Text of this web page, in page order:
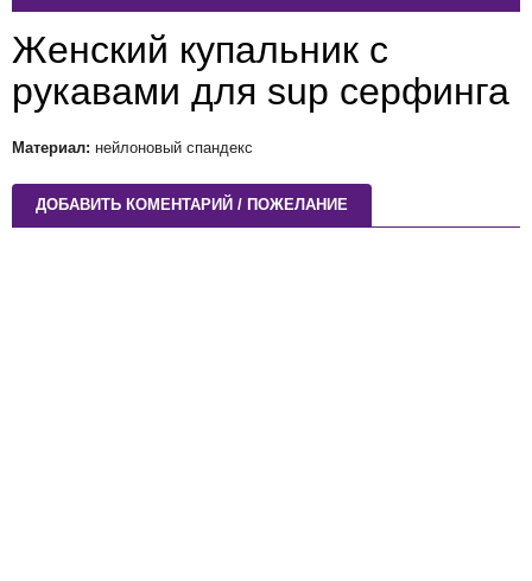
Женский купальник с
рукавами для sup серфинга
Материал: нейлоновый спандекс
ДОБАВИТЬ КОМЕНТАРИЙ / ПОЖЕЛАНИЕ